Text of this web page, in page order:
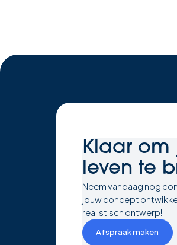
Klaar om
leven te
Neem vandaag nog
jouw concept
realistisch ontwerp!
Afspraak maken